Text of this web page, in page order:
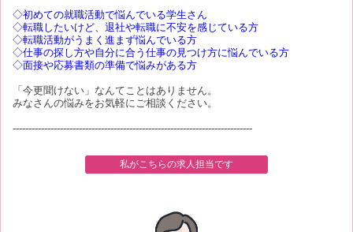
◇初めての就職活動で悩んでいる学生さん
◇転職したいけど、退社や転職に不安を感じている方
◇転職活動がうまく進まず悩んでいる方
◇仕事の探し方や自分に合う仕事の見つけ方に悩んでいる方
◇面接や応募書類の準備で悩みがある方
「今更聞けない」なんてことはありません。
みなさんの悩みをお気軽にご相談ください。
----------------------------------------------------------------------------
私がこちらの求人担当です